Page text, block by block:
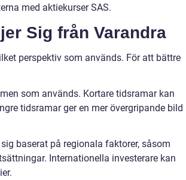
med aktiekurser SAS.
Sig från Varandra
perspektiv som används. För att bättre
som används. Kortare tidsramar kan
tidsramar ger en mer övergripande bild
baserat på regionala faktorer, såsom
Internationella investerare kan